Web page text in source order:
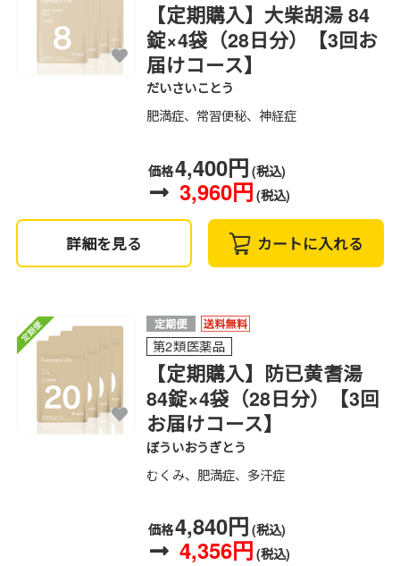
【定期購入】大柴胡湯 84
錠×4袋（28日分）【3回お
届けコース】
だいさいことう
肥満症、常習便秘、神経症
価格4,400円 (税込)
3,960円 (税込)
詳細を見る カートに入れる
第2類医薬品
【定期購入】防已黄耆湯
84錠×4袋（28日分）【3回
お届けコース】
ぼういおうぎとう
むくみ、肥満症、多汗症
価格4,840円 (税込)
4,356円 (税込)